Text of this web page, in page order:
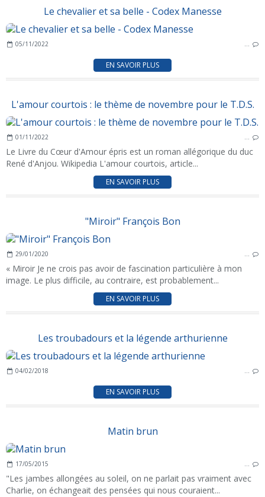
Le chevalier et sa belle - Codex Manesse
05/11/2022 …
EN SAVOIR PLUS
L'amour courtois : le thème de novembre pour le T.D.S.
01/11/2022 …
Le Livre du Cœur d'Amour épris est un roman allégorique du duc
René d'Anjou. Wikipedia L'amour courtois, article...
EN SAVOIR PLUS
"Miroir" François Bon
29/01/2020 …
« Miroir Je ne crois pas avoir de fascination particulière à mon
image. Le plus difficile, au contraire, est probablement...
EN SAVOIR PLUS
Les troubadours et la légende arthurienne
04/02/2018 …
EN SAVOIR PLUS
Matin brun
17/05/2015 …
"Les jambes allongées au soleil, on ne parlait pas vraiment avec
Charlie, on échangeait des pensées qui nous couraient...